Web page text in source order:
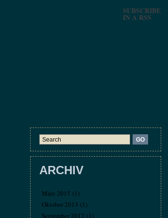
SUBSCRIBE
IN A RSS
ARCHIV
März 2015 (1)
Oktober 2013 (1)
September 2012 (1)